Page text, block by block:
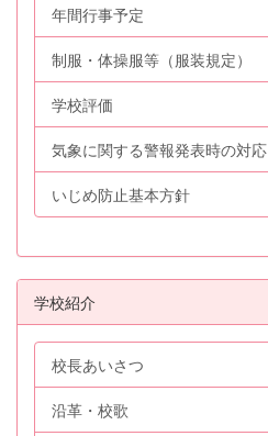
年間行事予定
制服・体操服等（服装規定）
学校評価
気象に関する警報発表時の対応
いじめ防止基本方針
学校紹介
校長あいさつ
沿革・校歌